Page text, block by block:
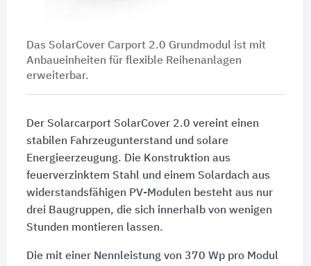
Das SolarCover Carport 2.0 Grundmodul ist mit
Anbaueinheiten für flexible Reihenanlagen
erweiterbar.
Der Solarcarport SolarCover 2.0 vereint einen
stabilen Fahrzeugunterstand und solare
Energieerzeugung. Die Konstruktion aus
feuerverzinktem Stahl und einem Solardach aus
widerstandsfähigen PV-Modulen besteht aus nur
drei Baugruppen, die sich innerhalb von wenigen
Stunden montieren lassen.
Die mit einer Nennleistung von 370 Wppro Modul